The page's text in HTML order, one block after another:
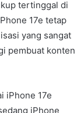
tertinggal di
17e tetap
yang sangat
pembuat konten
iPhone 17e
iPhone